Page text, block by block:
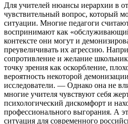
Для учителей нюансы иерархии в
чувствительный вопрос, который
ситуации. Многие педагоги
воспринимают как
контексте они могут и
преувеличивать их агрессию.
сопротивление и желание
точку зрения как оскорбление,
вероятность некоторой
исследователи. — Однако она не
многие учителя чувствуют себя
психологический дискомфорт и
профессионального выгорания. А
ситуация для современного